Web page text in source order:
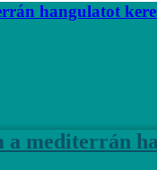
hangulatot
mediterrán